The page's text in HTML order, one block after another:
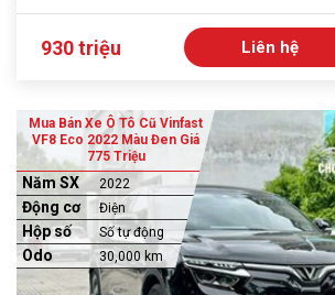
930 triệu Liên hệ
Mua Bán Xe Ô Tô Cũ Vinfast
VF8 Eco 2022 Màu Đen Giá
775 Triệu
Năm SX 2022
Động cơ Điện
Hộp số Số tự động
Odo 30,000 km